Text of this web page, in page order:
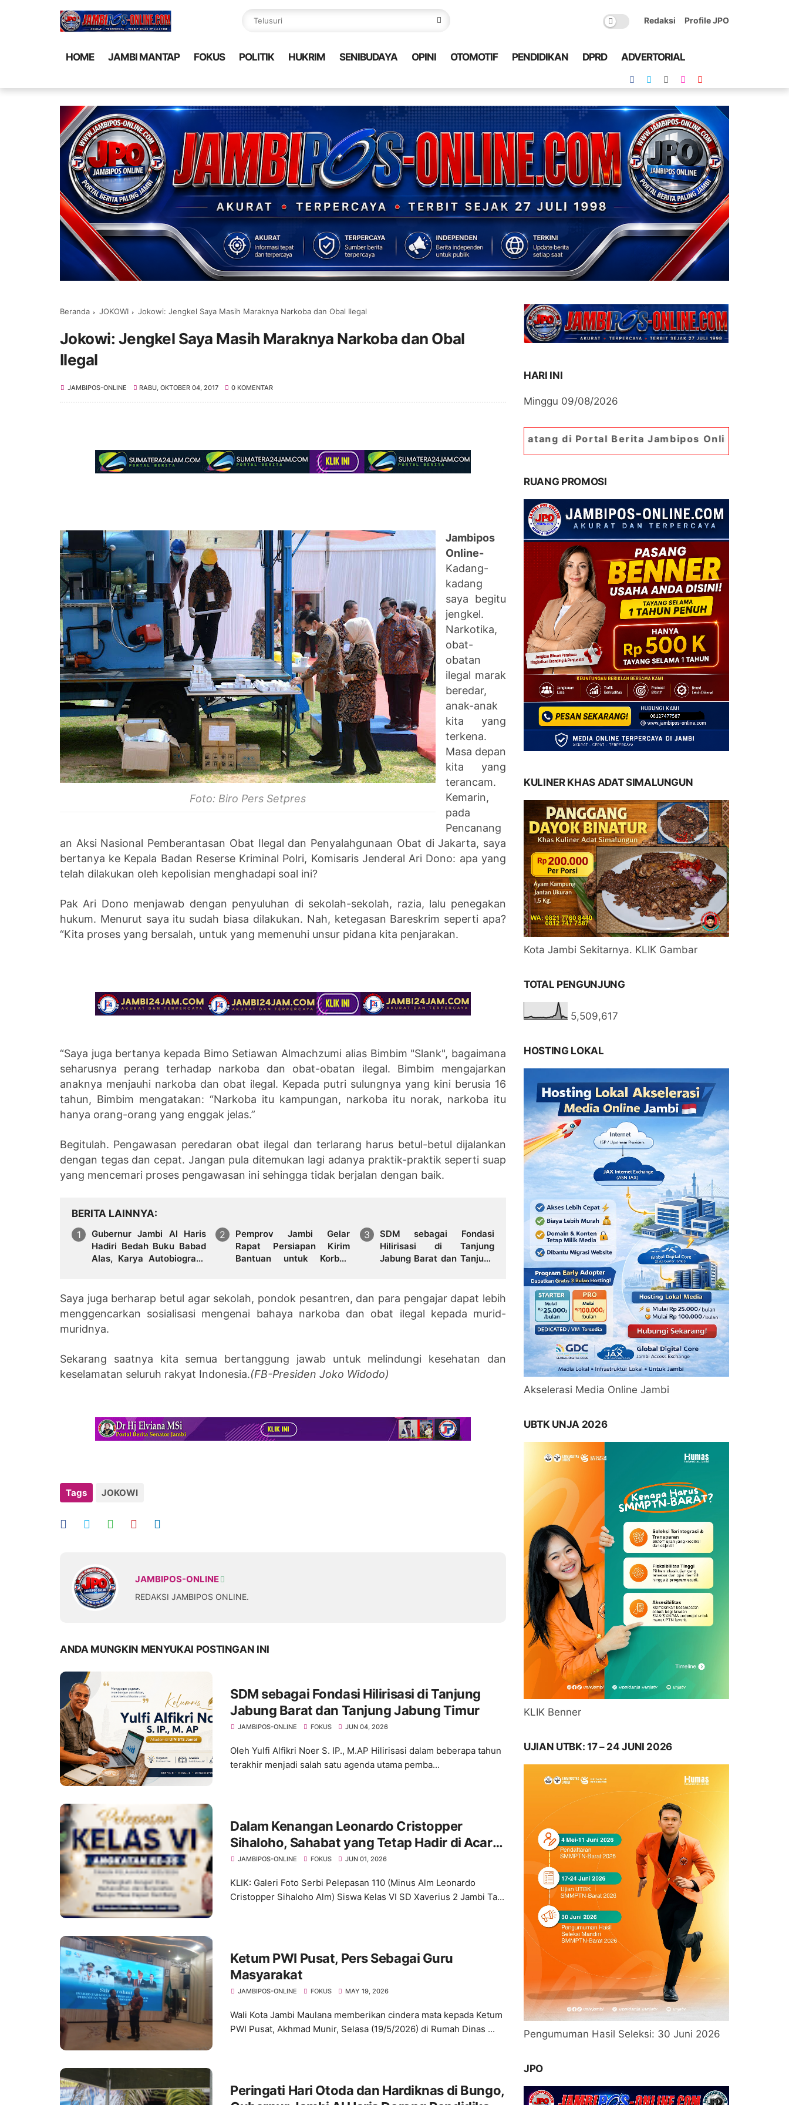
Redaksi Profile JPO
HOME JAMBI MANTAP FOKUS POLITIK HUKRIM SENIBUDAYA OPINI OTOMOTIF PENDIDIKAN DPRD ADVERTORIAL
Beranda JOKOWI Jokowi: Jengkel Saya Masih Maraknya Narkoba dan Obal Ilegal
Jokowi: Jengkel Saya Masih Maraknya Narkoba dan Obal
Ilegal
JAMBIPOS-ONLINE RABU, OKTOBER 04, 2017 0 KOMENTAR
Foto: Biro Pers Setpres
Jambipos
Online-
Kadang-
kadang
saya begitu
jengkel.
Narkotika,
obat-
obatan
ilegal marak
beredar,
anak-anak
kita yang
terkena.
Masa depan
kita yang
terancam.
Kemarin,
pada
Pencanang
an Aksi Nasional Pemberantasan Obat Ilegal dan Penyalahgunaan Obat di Jakarta, saya
bertanya ke Kepala Badan Reserse Kriminal Polri, Komisaris Jenderal Ari Dono: apa yang
telah dilakukan oleh kepolisian menghadapi soal ini?
Pak Ari Dono menjawab dengan penyuluhan di sekolah-sekolah, razia, lalu penegakan
hukum. Menurut saya itu sudah biasa dilakukan. Nah, ketegasan Bareskrim seperti apa?
“Kita proses yang bersalah, untuk yang memenuhi unsur pidana kita penjarakan.
“Saya juga bertanya kepada Bimo Setiawan Almachzumi alias Bimbim "Slank", bagaimana
seharusnya perang terhadap narkoba dan obat-obatan ilegal. Bimbim mengajarkan
anaknya menjauhi narkoba dan obat ilegal. Kepada putri sulungnya yang kini berusia 16
tahun, Bimbim mengatakan: “Narkoba itu kampungan, narkoba itu norak, narkoba itu
hanya orang-orang yang enggak jelas.”
Begitulah. Pengawasan peredaran obat ilegal dan terlarang harus betul-betul dijalankan
dengan tegas dan cepat. Jangan pula ditemukan lagi adanya praktik-praktik seperti suap
yang mencemari proses pengawasan ini sehingga tidak berjalan dengan baik.
BERITA LAINNYA
Gubernur Jambi Al Haris
Hadiri Bedah Buku Babad
Alas, Karya Autobiografi-
Pemprov Jambi Gelar
Rapat Persiapan Kirim
Bantuan untuk Korban
Sumatera Utara
SDM sebagai Fondasi
Hilirisasi di Tanjung
Jabung Barat dan Tanjung
Saya juga berharap betul agar sekolah, pondok pesantren, dan para pengajar dapat lebih
menggencarkan sosialisasi mengenai bahaya narkoba dan obat ilegal kepada murid-
muridnya.
Sekarang saatnya kita semua bertanggung jawab untuk melindungi kesehatan dan
keselamatan seluruh rakyat Indonesia.(FB-Presiden Joko Widodo)
Tags JOKOWI
JAMBIPOS-ONLINE
REDAKSI JAMBIPOS ONLINE.
ANDA MUNGKIN MENYUKAI POSTINGAN INI
SDM sebagai Fondasi Hilirisasi di Tanjung
Jabung Barat dan Tanjung Jabung Timur
JAMBIPOS-ONLINE FOKUS JUN 04, 2026
Oleh Yulfi Alfikri Noer S. IP., M.AP Hilirisasi dalam beberapa tahun
terakhir menjadi salah satu agenda utama pemba...
Dalam Kenangan Leonardo Cristopper
Sihaloho, Sahabat yang Tetap Hadir di Acara
Pelepasan Kelas VI Angkatan Ke 35 SD
Xaverius 2 Kota Jambi
JAMBIPOS-ONLINE FOKUS JUN 01, 2026
KLIK: Galeri Foto Serbi Pelepasan 110 (Minus Alm Leonardo
Cristopper Sihaloho Alm) Siswa Kelas VI SD Xaverius 2 Jambi Ta...
Ketum PWI Pusat, Pers Sebagai Guru
Masyarakat
JAMBIPOS-ONLINE FOKUS MAY 19, 2026
Wali Kota Jambi Maulana memberikan cindera mata kepada Ketum
PWI Pusat, Akhmad Munir, Selasa (19/5/2026) di Rumah Dinas ...
Peringati Hari Otoda dan Hardiknas di Bungo,
HARI INI
Minggu 09/08/2026
Selamat Datang di Portal Berita Jambipos Online. Portal Berita
RUANG PROMOSI
KULINER KHAS ADAT SIMALUNGUN
Kota Jambi Sekitarnya. KLIK Gambar
TOTAL PENGUNJUNG
5,509,617
HOSTING LOKAL
Akselerasi Media Online Jambi
UBTK UNJA 2026
KLIK Benner
UJIAN UTBK: 17 – 24 JUNI 2026
Pengumuman Hasil Seleksi: 30 Juni 2026
JPO